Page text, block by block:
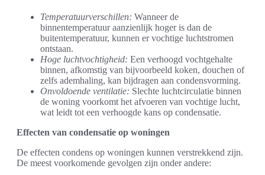
Temperatuurverschillen: Wanneer de
binnentemperatuur aanzienlijk hoger is dan de
buitentemperatuur, kunnen er vochtige luchtstromen
ontstaan.
Hoge luchtvochtigheid: Een verhoogd vochtgehalte
binnen, afkomstig van bijvoorbeeld koken, douchen of
zelfs ademhaling, kan bijdragen aan condensvorming.
Onvoldoende ventilatie: Slechte luchtcirculatie binnen
de woning voorkomt het afvoeren van vochtige lucht,
wat leidt tot een verhoogde kans op condensatie.
Effecten van condensatie op woningen
De effecten condens op woningen kunnen verstrekkend zijn.
De meest voorkomende gevolgen zijn onder andere: